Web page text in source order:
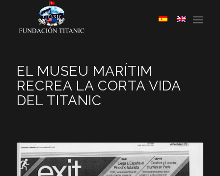
EL MUSEU MARÍTIM
RECREA LA CORTA VIDA
DEL TITANIC